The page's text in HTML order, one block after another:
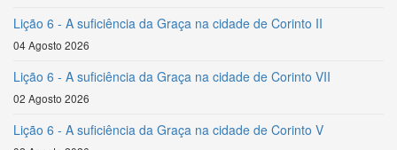
Lição 6 - A suficiência da Graça na cidade de Corinto II
04 Agosto 2026
Lição 6 - A suficiência da Graça na cidade de Corinto VII
02 Agosto 2026
Lição 6 - A suficiência da Graça na cidade de Corinto V